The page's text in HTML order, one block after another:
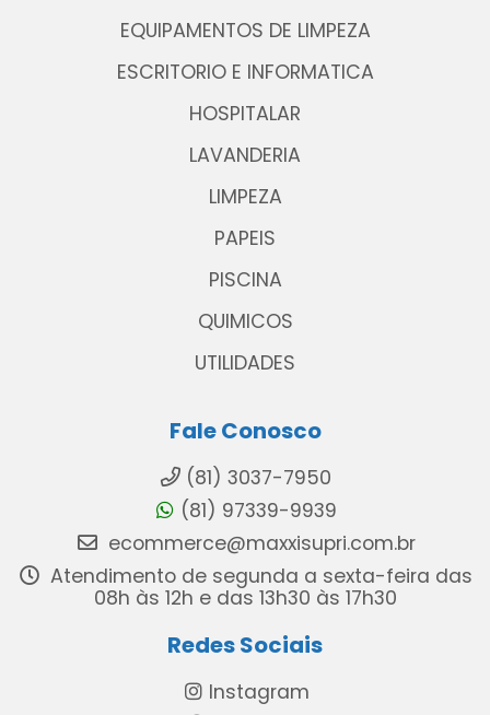
EQUIPAMENTOS DE LIMPEZA
ESCRITORIO E INFORMATICA
HOSPITALAR
LAVANDERIA
LIMPEZA
PAPEIS
PISCINA
QUIMICOS
UTILIDADES
Fale Conosco
(81) 3037-7950
(81) 97339-9939
ecommerce@maxxisupri.com.br
Atendimento de segunda a sexta-feira das
08h às 12h e das 13h30 às 17h30
Redes Sociais
Instagram